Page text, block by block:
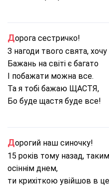
Дорога сестричко!
З нагоди твого свята,
Бажань на світі є багато
І побажати можна все.
Та я тобі бажаю ЩАСТЯ,
Бо буде щастя буде все!
Дорогий наш синочку!
15 років тому назад,
осіннім днем,
ти крихіткою увійшов в